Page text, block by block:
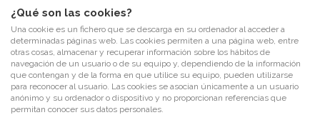
¿Qué son las cookies?
Una cookie es un fichero que se descarga en su ordenador al acceder a
determinadas páginas web. Las cookies permiten a una página web, entre
otras cosas, almacenar y recuperar información sobre los hábitos de
navegación de un usuario o de su equipo y, dependiendo de la información
que contengan y de la forma en que utilice su equipo, pueden utilizarse
para reconocer al usuario. Las cookies se asocian únicamente a un usuario
anónimo y su ordenador o dispositivo y no proporcionan referencias que
permitan conocer sus datos personales.